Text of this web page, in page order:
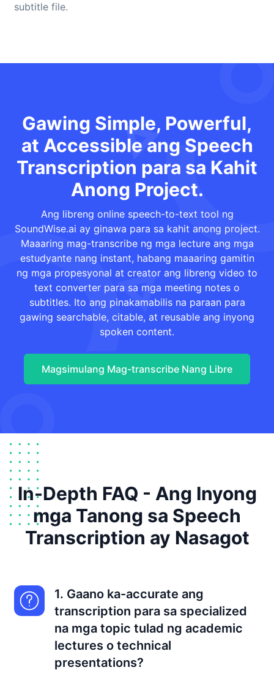
subtitle file.
Gawing Simple, Powerful,
at Accessible ang Speech
Transcription para sa Kahit
Anong Project.
Ang libreng online speech-to-text tool ng
SoundWise.ai ay ginawa para sa kahit anong project.
Maaaring mag-transcribe ng mga lecture ang mga
estudyante nang instant, habang maaaring gamitin
ng mga propesyonal at creator ang libreng video to
text converter para sa mga meeting notes o
subtitles. Ito ang pinakamabilis na paraan para
gawing searchable, citable, at reusable ang inyong
spoken content.
Magsimulang Mag-transcribe Nang Libre
In-Depth FAQ - Ang Inyong
mga Tanong sa Speech
Transcription ay Nasagot
1. Gaano ka-accurate ang
transcription para sa specialized
na mga topic tulad ng academic
lectures o technical
presentations?